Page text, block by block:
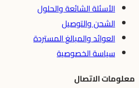
الأسئلة الشائعة والحلول
الشحن والتوصيل
العوائد والمبالغ المستردة
سياسة الخصوصية
معلومات الاتصال